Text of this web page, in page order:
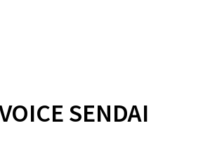
SENDAI